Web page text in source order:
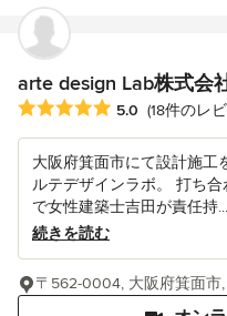
arte design Lab株式会
平均評価：5つ星中 星5
5.0 (18件のレ
大阪府箕面市にて設計施工
ルテデザインラボ。 打ち
で女性建築士吉田が責任持...
続きを読む
〒562-0004, 大阪府箕面市